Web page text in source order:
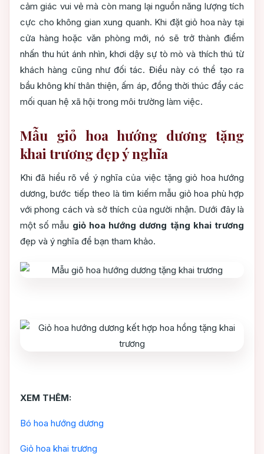
cảm giác vui vẻ mà còn mang lại nguồn năng lượng tích
cực cho không gian xung quanh. Khi đặt giỏ hoa này tại
cửa hàng hoặc văn phòng mới, nó sẽ trở thành điểm
nhấn thu hút ánh nhìn, khơi dậy sự tò mò và thích thú từ
khách hàng cũng như đối tác. Điều này có thể tạo ra
bầu không khí thân thiện, ấm áp, đồng thời thúc đẩy các
mối quan hệ xã hội trong môi trường làm việc.
Mẫu giỏ hoa hướng dương tặng
khai trương đẹp ý nghĩa
Khi đã hiểu rõ về ý nghĩa của việc tặng giỏ hoa hướng
dương, bước tiếp theo là tìm kiếm mẫu giỏ hoa phù hợp
với phong cách và sở thích của người nhận. Dưới đây là
một số mẫu giỏ hoa hướng dương tặng khai trương
đẹp và ý nghĩa để bạn tham khảo.
XEM THÊM:
Bó hoa hướng dương
Giỏ hoa khai trương